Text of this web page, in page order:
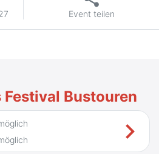
Event teilen
Bustouren
keyboard_arrow_right